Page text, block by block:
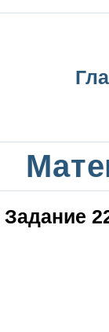
Задание